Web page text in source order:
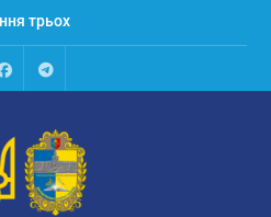
FacebookTalegram